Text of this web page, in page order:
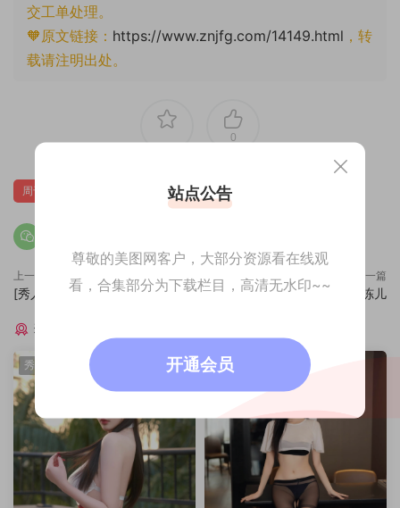
交工单处理。
🧡原文链接： https://www.znjfg.com/14149.html ，转
载请注明出处。
0
周于希
上一篇
[秀人XiuRen] No.4243 允爾
下一篇
[秀人XiuRen] No.4245 小果冻儿
猜你喜欢
秀人网 秀人网
站点公告
尊敬的美图网客户，大部分资源看在线观
看，合集部分为下载栏目，高清无水印~~
开通会员